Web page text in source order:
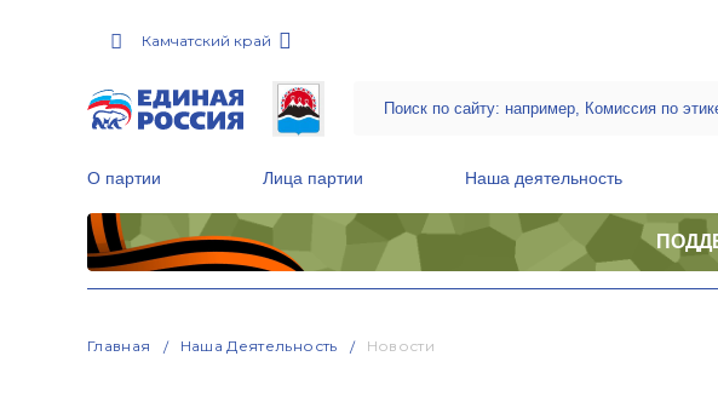
Камчатский край
О партии Лица партии Наша деятельность
Главная Наша Деятельность Новости